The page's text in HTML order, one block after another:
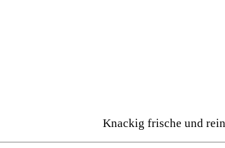
Knackig frische und